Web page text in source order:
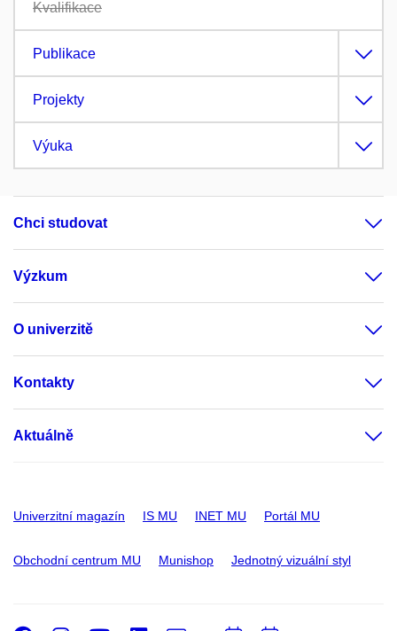
Kvalifikace
Publikace
Projekty
Výuka
Chci studovat
Výzkum
O univerzitě
Kontakty
Aktuálně
Univerzitní magazín IS MU INET MU Portál MU
Obchodní centrum MU Munishop Jednotný vizuální styl